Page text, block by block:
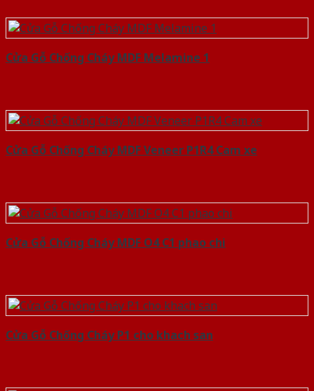
Cửa Gỗ Chống Cháy MDF Melamine 1
Cửa Gỗ Chống Cháy MDF Veneer P1R4 Cam xe
Cửa Gỗ Chống Cháy MDF O4 C1 phao chi
Cửa Gỗ Chống Cháy P1 cho khach san